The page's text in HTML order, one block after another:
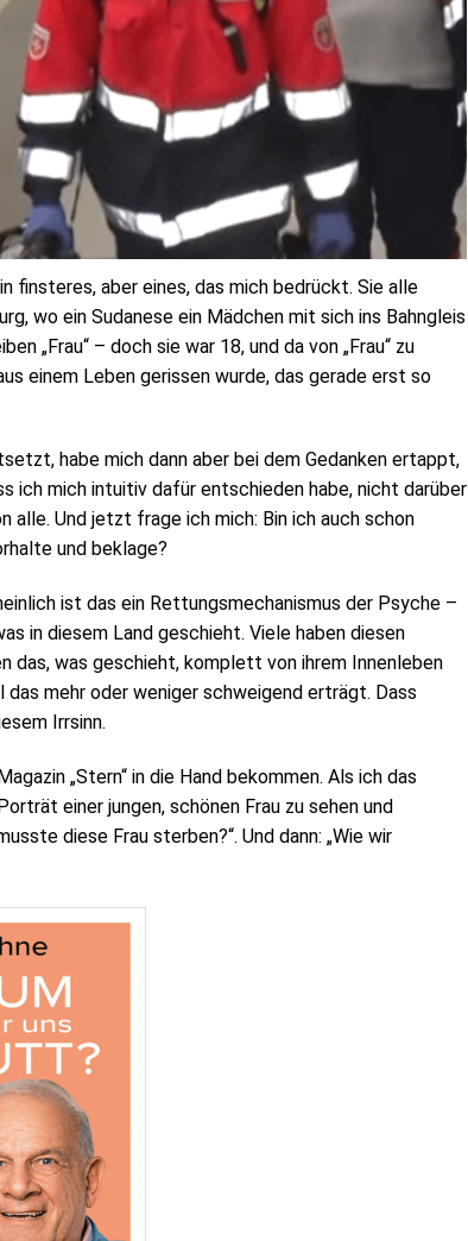
finsteres, aber eines, das mich bedrückt. Sie alle
wo ein Sudanese ein Mädchen mit sich ins Bahngleis
„Frau“ – doch sie war 18, und da von „Frau“ zu
einem Leben gerissen wurde, das gerade erst so
habe mich dann aber bei dem Gedanken ertappt,
ich mich intuitiv dafür entschieden habe, nicht darüber
alle. Und jetzt frage ich mich: Bin ich auch schon
und beklage?
ist das ein Rettungsmechanismus der Psyche –
in diesem Land geschieht. Viele haben diesen
das, was geschieht, komplett von ihrem Innenleben
mehr oder weniger schweigend erträgt. Dass
Irrsinn.
„Stern“ in die Hand bekommen. Als ich das
einer jungen, schönen Frau zu sehen und
diese Frau sterben?“. Und dann: „Wie wir